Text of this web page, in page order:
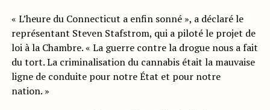
« L’heure du Connecticut a enfin sonné », a déclaré le
représentant Steven Stafstrom, qui a piloté le projet de
loi à la Chambre. « La guerre contre la drogue nous a fait
du tort. La criminalisation du cannabis était la mauvaise
ligne de conduite pour notre État et pour notre
nation. »